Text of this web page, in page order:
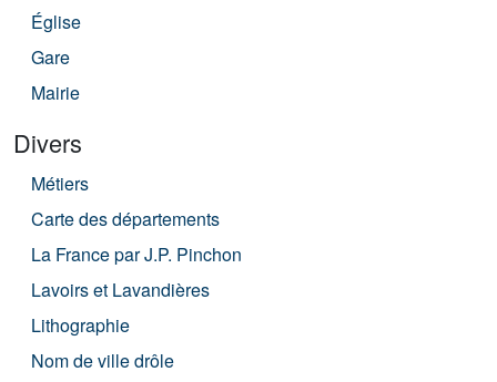
Église
Gare
Mairie
Divers
Métiers
Carte des départements
La France par J.P. Pinchon
Lavoirs et Lavandières
Lithographie
Nom de ville drôle